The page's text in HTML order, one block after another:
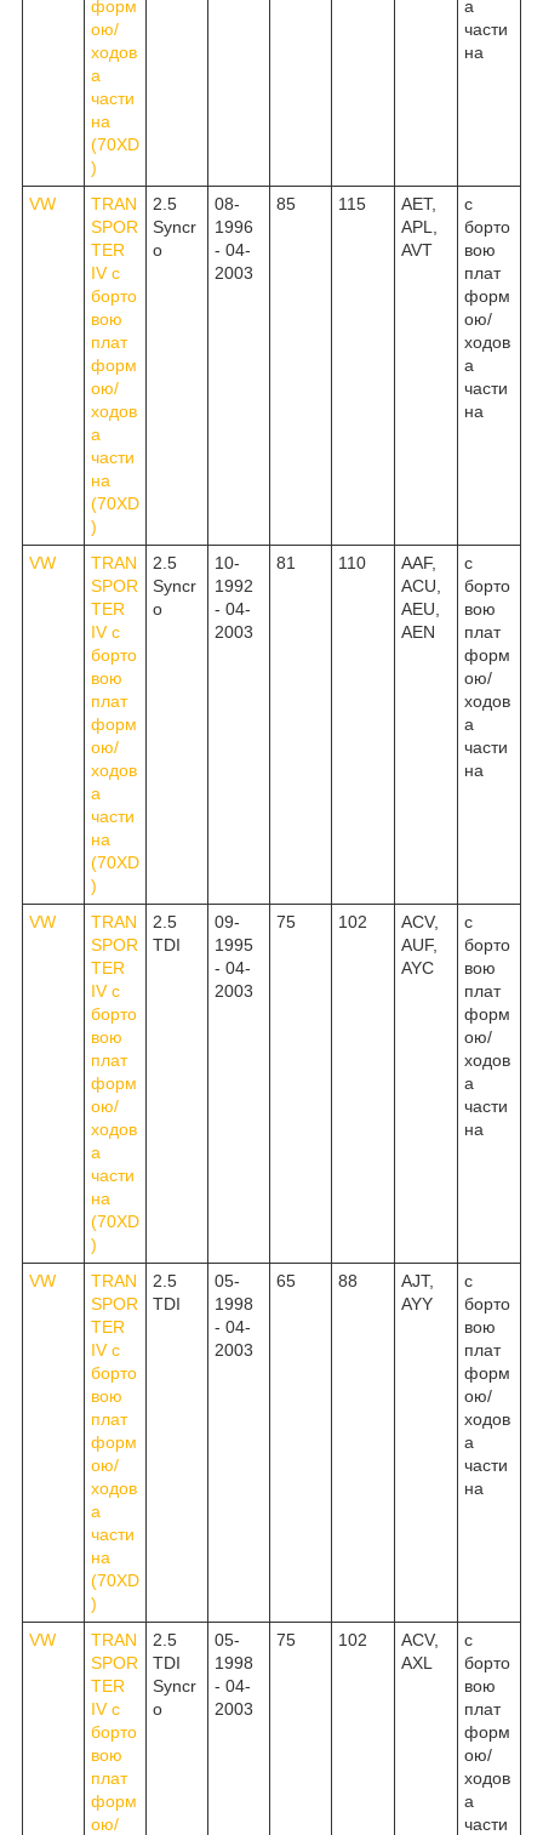
форм
ою/
ходов
а
части
на
(70XD
)
а
части
на
VW
TRAN
SPOR
TER
IV c
борто
вою
плат
форм
ою/
ходов
а
части
на
(70XD
)
2.5
Syncr
o
08-
1996
- 04-
2003
85 115
AET,
APL,
AVT
c
борто
вою
плат
форм
ою/
ходов
а
части
на
VW
TRAN
SPOR
TER
IV c
борто
вою
плат
форм
ою/
ходов
а
части
на
(70XD
)
2.5
Syncr
o
10-
1992
- 04-
2003
81 110
AAF,
ACU,
AEU,
AEN
c
борто
вою
плат
форм
ою/
ходов
а
части
на
VW
TRAN
SPOR
TER
IV c
борто
вою
плат
форм
ою/
ходов
а
части
на
(70XD
)
2.5
TDI
09-
1995
- 04-
2003
75 102
ACV,
AUF,
AYC
c
борто
вою
плат
форм
ою/
ходов
а
части
на
VW
TRAN
SPOR
TER
IV c
борто
вою
плат
форм
ою/
ходов
а
части
на
(70XD
)
2.5
TDI
05-
1998
- 04-
2003
65 88
AJT,
AYY
c
борто
вою
плат
форм
ою/
ходов
а
части
на
VW
TRAN
SPOR
TER
IV c
борто
вою
плат
форм
ою/
2.5
TDI
Syncr
o
05-
1998
- 04-
2003
75 102
ACV,
AXL
c
борто
вою
плат
форм
ою/
ходов
а
части